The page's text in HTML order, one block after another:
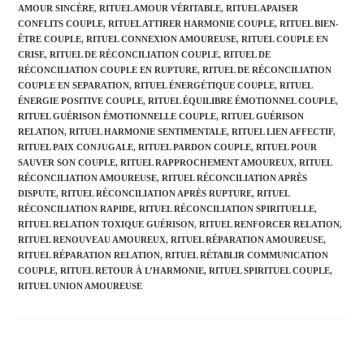
AMOUR SINCÈRE, RITUEL AMOUR VÉRITABLE, RITUEL APAISER
CONFLITS COUPLE, RITUEL ATTIRER HARMONIE COUPLE, RITUEL BIEN-
ÊTRE COUPLE, RITUEL CONNEXION AMOUREUSE, RITUEL COUPLE EN
CRISE, RITUEL DE RÉCONCILIATION COUPLE, RITUEL DE
RÉCONCILIATION COUPLE EN RUPTURE, RITUEL DE RÉCONCILIATION
COUPLE EN SEPARATION, RITUEL ÉNERGÉTIQUE COUPLE, RITUEL
ÉNERGIE POSITIVE COUPLE, RITUEL ÉQUILIBRE ÉMOTIONNEL COUPLE,
RITUEL GUÉRISON ÉMOTIONNELLE COUPLE, RITUEL GUÉRISON
RELATION, RITUEL HARMONIE SENTIMENTALE, RITUEL LIEN AFFECTIF,
RITUEL PAIX CONJUGALE, RITUEL PARDON COUPLE, RITUEL POUR
SAUVER SON COUPLE, RITUEL RAPPROCHEMENT AMOUREUX, RITUEL
RÉCONCILIATION AMOUREUSE, RITUEL RÉCONCILIATION APRÈS
DISPUTE, RITUEL RÉCONCILIATION APRÈS RUPTURE, RITUEL
RÉCONCILIATION RAPIDE, RITUEL RÉCONCILIATION SPIRITUELLE,
RITUEL RELATION TOXIQUE GUÉRISON, RITUEL RENFORCER RELATION,
RITUEL RENOUVEAU AMOUREUX, RITUEL RÉPARATION AMOUREUSE,
RITUEL RÉPARATION RELATION, RITUEL RÉTABLIR COMMUNICATION
COUPLE, RITUEL RETOUR À L’HARMONIE, RITUEL SPIRITUEL COUPLE,
RITUEL UNION AMOUREUSE